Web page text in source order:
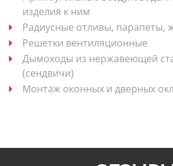
изделия к ним
Радиусные отливы, парапеты,
Решетки вентиляционные
Дымоходы из нержавеющей
(сендвичи)
Монтаж оконных и дверных